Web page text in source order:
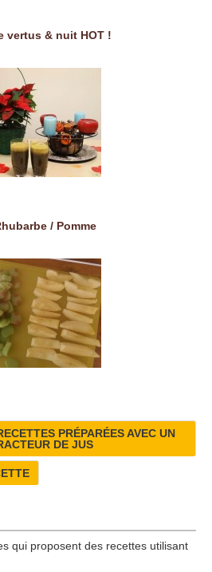
vertus & nuit HOT !
/ Pomme
PRÉPARÉES AVEC UN
DE JUS
qui proposent des recettes utilisant